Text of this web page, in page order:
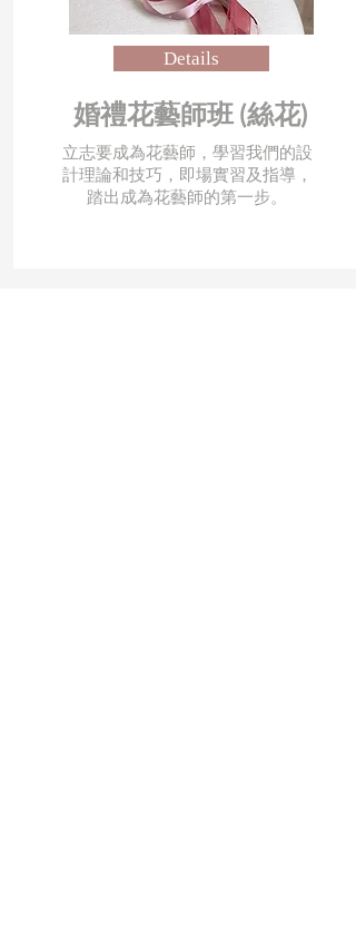
Details
婚禮花藝師班 (絲花)
立志要成為花藝師，學習我們的設
計理論和技巧，即場實習及指導，
踏出成為花藝師的第一步。